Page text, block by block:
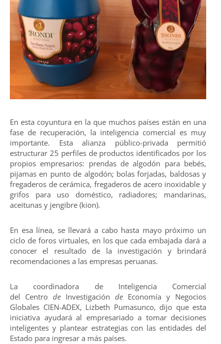
En esta coyuntura en la que muchos países están en una
fase de recuperación, la inteligencia comercial es muy
importante. Esta alianza público-privada permitió
estructurar 25 perfiles de productos identificados por los
propios empresarios: prendas de algodón para bebés,
pijamas en punto de algodón; bolas forjadas, baldosas y
fregaderos de cerámica, fregaderos de acero inoxidable y
grifos para uso doméstico, radiadores; mandarinas,
aceitunas y jengibre (kion).
En esa línea, se llevará a cabo hasta mayo próximo un
ciclo de foros virtuales, en los que cada embajada dará a
conocer el resultado de la investigación y brindará
recomendaciones a las empresas peruanas.
La coordinadora de Inteligencia Comercial
del Centro de Investigación de Economía y Negocios
Globales CIEN-ADEX, Lizbeth Pumasunco, dijo que esta
iniciativa ayudará al empresariado a tomar decisiones
inteligentes y plantear estrategias con las entidades del
Estado para ingresar a más países.